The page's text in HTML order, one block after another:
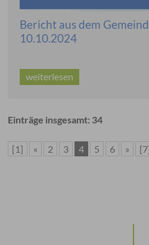
Bericht aus dem
10.10.2024
weiterlesen
Einträge insgesamt: 34
[1] « 2 3 4 5 6 »